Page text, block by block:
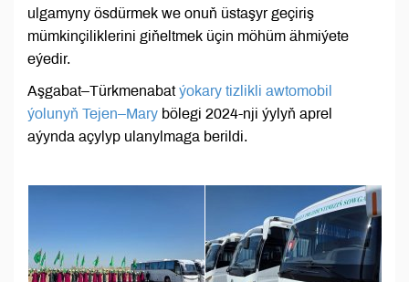
ulgamyny ösdürmek we onuň üstaşyr geçiriş
mümkinçiliklerini giňeltmek üçin möhüm ähmiýete
eýedir.
Aşgabat–Türkmenabatýokary tizlikli awtomobil
ýolunyň Tejen–Mary bölegi 2024-nji ýylyň aprel
aýynda açylyp ulanylmaga berildi.